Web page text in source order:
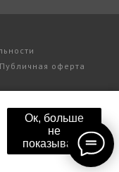
Публичная оферта
Ок, больше
не
показывать!